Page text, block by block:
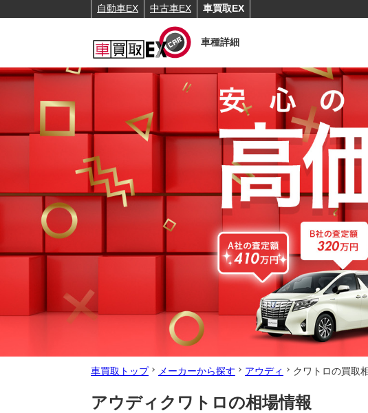
自動車EX 中古車EX 車買取EX
車種詳細
車買取トップ メーカーから探す アウディ クワトロの買取
アウディクワトロの相場情報